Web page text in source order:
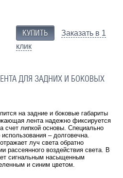
Заказать в 1
клик
ДЛЯ ЗАДНИХ И БОКОВЫХ
на задние и боковые габариты
лента надежно фиксируется
счет липкой основы. Специально
– долговечна.
луч света обратно
рассеянного воздействия света. В
сигнальным насыщенным
и синим цветом.